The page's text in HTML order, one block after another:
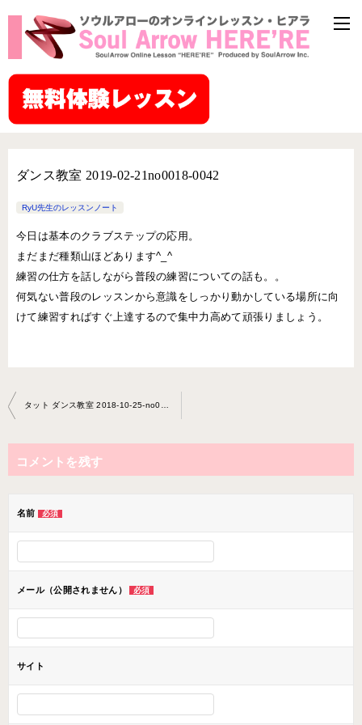
ダンス教室 2019-­02-21no0018-­0042
RyU先生のレッスンノート
今日は基本のクラブステップの応用。
まだまだ種類山ほどあります^_^
練習の仕方を話しながら普段の練習についての話も。。
何気ない普段のレッスンから意識をしっかり動かしている場所に向
けて練習すればすぐ上達するので集中力高めて頑張りましょう。
投
稿
ナ
ビ
ョ
ン
タット ダンス教室 2018-10-25-­no0018- ­0042
コメントを残す
名前 必須
メール（公開されません） 必須
サイト